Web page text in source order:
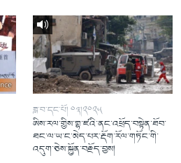
ཟླ་བ་དང་པོ། ༠༣།༢༠༢༥
ཨིས་རལ་གྱིས་གྷ་ཛའི་ནང་འཕྲོད་བསྟེན་ཐོབ་
ཐང་ལ་ཡ་ང་མེད་པར་རྡོག་རོལ་གཏོང་གི་
འདུག་ཅེས་སྐྱོན་བརྗོད་བྱས།